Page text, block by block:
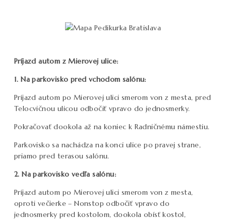
Príjazd autom z Mierovej ulice:
1. Na parkovisko pred vchodom salónu:
Príjazd autom po Mierovej ulici smerom von z mesta, pred
Telocvičnou ulicou odbočiť vpravo do jednosmerky.
Pokračovať dookola až na koniec k Radničnému námestiu.
Parkovisko sa nachádza na konci ulice po pravej strane,
priamo pred terasou salónu.
2. Na parkovisko vedľa salónu:
Príjazd autom po Mierovej ulici smerom von z mesta,
oproti večierke – Nonstop odbočiť vpravo do
jednosmerky pred kostolom, dookola obísť kostol,